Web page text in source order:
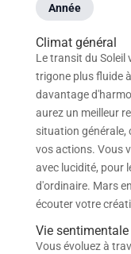
Année
Climat général
Le transit du Soleil
trigone plus fluide
davantage
aurez un meilleur
situation générale,
vos actions. Vous
avec lucidité, pour
d'ordinaire. Mars
écouter votre
Vie sentimentale
Vous évoluez à